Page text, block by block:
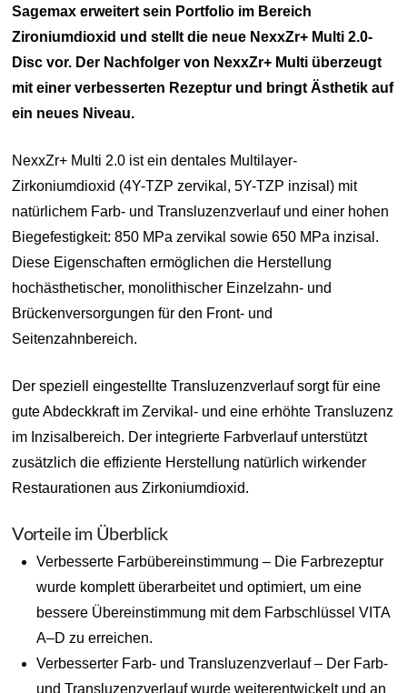
Sagemax erweitert sein Portfolio im Bereich
Zironiumdioxid und stellt die neue NexxZr+ Multi 2.0-
Disc vor. Der Nachfolger von NexxZr+ Multi überzeugt
mit einer verbesserten Rezeptur und bringt Ästhetik auf
ein neues Niveau.
NexxZr+ Multi 2.0 ist ein dentales Multilayer-
Zirkoniumdioxid (4Y-TZP zervikal, 5Y-TZP inzisal) mit
natürlichem Farb- und Transluzenzverlauf und einer hohen
Biegefestigkeit: 850 MPa zervikal sowie 650 MPa inzisal.
Diese Eigenschaften ermöglichen die Herstellung
hochästhetischer, monolithischer Einzelzahn- und
Brückenversorgungen für den Front- und
Seitenzahnbereich.
Der speziell eingestellte Transluzenzverlauf sorgt für eine
gute Abdeckkraft im Zervikal- und eine erhöhte Transluzenz
im Inzisalbereich. Der integrierte Farbverlauf unterstützt
zusätzlich die effiziente Herstellung natürlich wirkender
Restaurationen aus Zirkoniumdioxid.
Vorteile im Überblick
Verbesserte Farbübereinstimmung – Die Farbrezeptur
wurde komplett überarbeitet und optimiert, um eine
bessere Übereinstimmung mit dem Farbschlüssel VITA
A–D zu erreichen.
Verbesserter Farb- und Transluzenzverlauf – Der Farb-
und Transluzenzverlauf wurde weiterentwickelt und an